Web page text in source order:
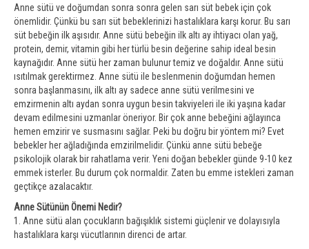
Anne sütü ve doğumdan sonra sonra gelen sarı süt bebek için çok
önemlidir. Çünkü bu sarı süt bebeklerinizi hastalıklara karşı korur. Bu sarı
süt bebeğin ilk aşısıdır. Anne sütü bebeğin ilk altı ay ihtiyacı olan yağ,
protein, demir, vitamin gibi her türlü besin değerine sahip ideal besin
kaynağıdır. Anne sütü her zaman bulunur temiz ve doğaldır. Anne sütü
ısıtılmak gerektirmez. Anne sütü ile beslenmenin doğumdan hemen
sonra başlanmasını, ilk altı ay sadece anne sütü verilmesini ve
emzirmenin altı aydan sonra uygun besin takviyeleri ile iki yaşına kadar
devam edilmesini uzmanlar öneriyor. Bir çok anne bebeğini ağlayınca
hemen emzirir ve susmasını sağlar. Peki bu doğru bir yöntem mi? Evet
bebekler her ağladığında emzirilmelidir. Çünkü anne sütü bebeğe
psikolojik olarak bir rahatlama verir. Yeni doğan bebekler günde 9-10 kez
emmek isterler. Bu durum çok normaldir. Zaten bu emme istekleri zaman
geçtikçe azalacaktır.
Anne Sütünün Önemi Nedir?
1. Anne sütü alan çocukların bağışıklık sistemi güçlenir ve dolayısıyla
hastalıklara karşı vücutlarının direnci de artar.